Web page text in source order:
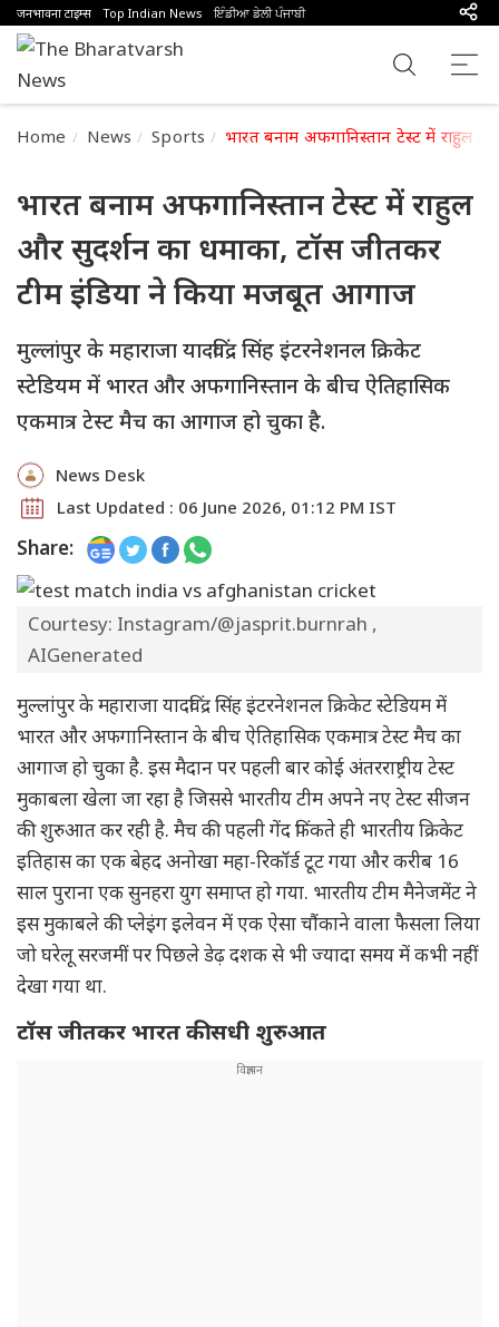
जनभावना टाइम्स Top Indian News ਇੰਡੀਆ ਡੇਲੀ ਪੰਜਾਬੀ
Home News Sports भारत बनाम अफगानिस्तान टेस्ट में राहुल
भारत बनाम अफगानिस्तान टेस्ट में राहुल
और सुदर्शन का धमाका, टॉस जीतकर
टीम इंडिया ने किया मजबूत आगाज
मुल्लांपुर के महाराजा यादविंद्र सिंह इंटरनेशनल क्रिकेट
स्टेडियम में भारत और अफगानिस्तान के बीच ऐतिहासिक
एकमात्र टेस्ट मैच का आगाज हो चुका है.
News Desk
Last Updated : 06 June 2026, 01:12 PM IST
Share:
Courtesy: Instagram/@jasprit.burnrah ,
AIGenerated
मुल्लांपुर के महाराजा यादविंद्र सिंह इंटरनेशनल क्रिकेट स्टेडियम में
भारत और अफगानिस्तान के बीच ऐतिहासिक एकमात्र टेस्ट मैच का
आगाज हो चुका है. इस मैदान पर पहली बार कोई अंतरराष्ट्रीय टेस्ट
मुकाबला खेला जा रहा है जिससे भारतीय टीम अपने नए टेस्ट सीजन
की शुरुआत कर रही है. मैच की पहली गेंद फिंकते ही भारतीय क्रिकेट
इतिहास का एक बेहद अनोखा महा-रिकॉर्ड टूट गया और करीब 16
साल पुराना एक सुनहरा युग समाप्त हो गया. भारतीय टीम मैनेजमेंट ने
इस मुकाबले की प्लेइंग इलेवन में एक ऐसा चौंकाने वाला फैसला लिया
जो घरेलू सरजमीं पर पिछले डेढ़ दशक से भी ज्यादा समय में कभी नहीं
देखा गया था.
टॉस जीतकर भारत की सधी शुरुआत